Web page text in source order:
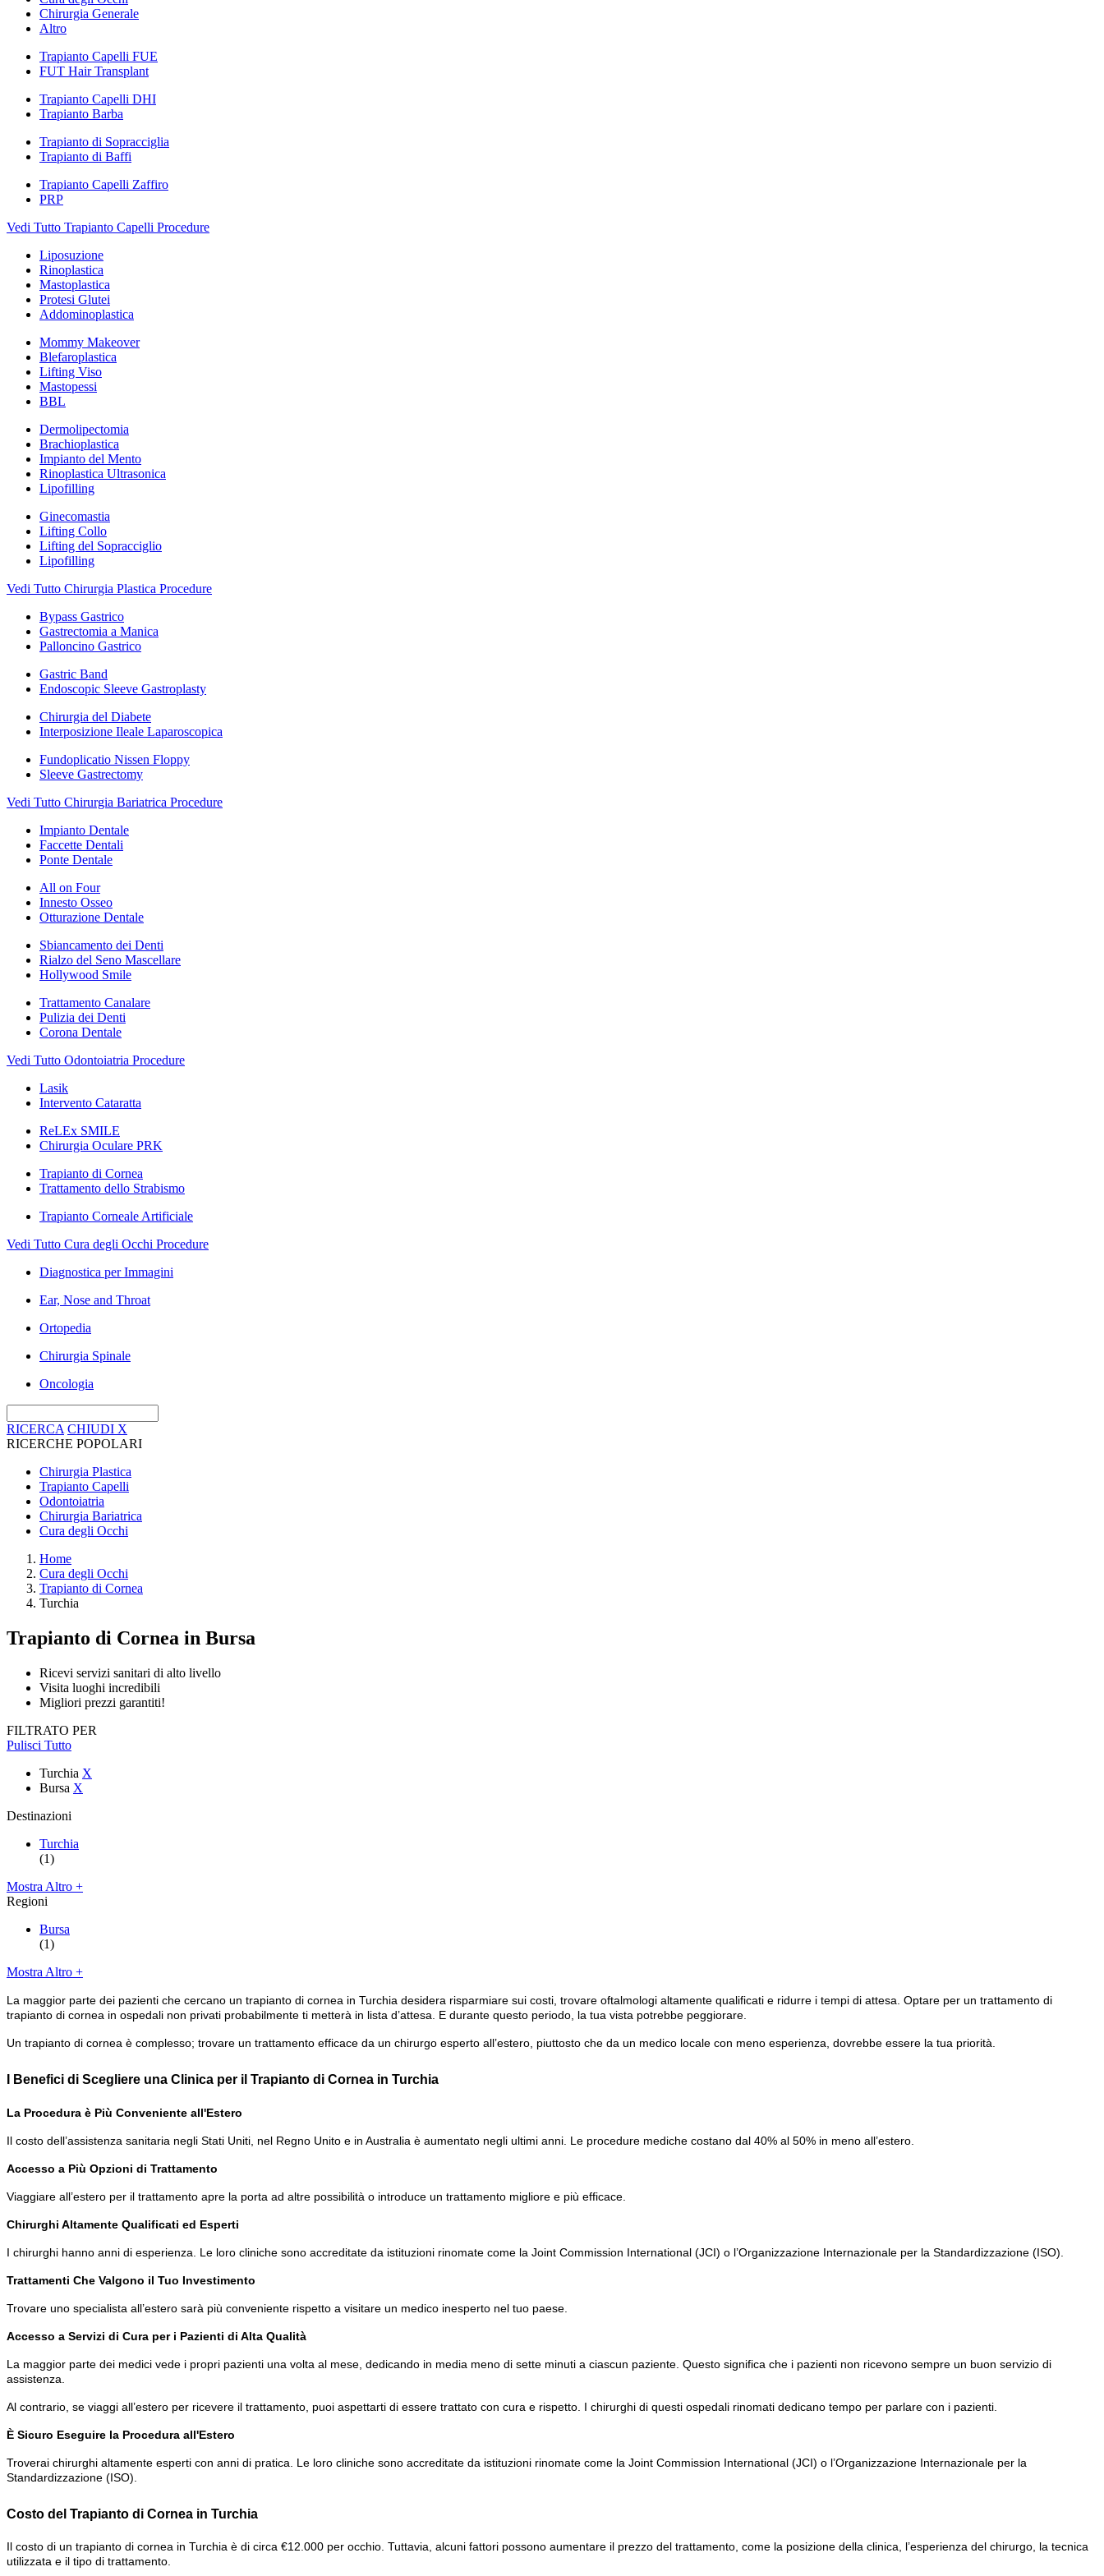
Chirurgia Generale
Altro
Trapianto Capelli FUE
FUT Hair Transplant
Trapianto Capelli DHI
Trapianto Barba
Trapianto di Sopracciglia
Trapianto di Baffi
Trapianto Capelli Zaffiro
PRP
Vedi Tutto Trapianto Capelli Procedure
Liposuzione
Rinoplastica
Mastoplastica
Protesi Glutei
Addominoplastica
Mommy Makeover
Blefaroplastica
Lifting Viso
Mastopessi
BBL
Dermolipectomia
Brachioplastica
Impianto del Mento
Rinoplastica Ultrasonica
Lipofilling
Ginecomastia
Lifting Collo
Lifting del Sopracciglio
Lipofilling
Vedi Tutto Chirurgia Plastica Procedure
Bypass Gastrico
Gastrectomia a Manica
Palloncino Gastrico
Gastric Band
Endoscopic Sleeve Gastroplasty
Chirurgia del Diabete
Interposizione Ileale Laparoscopica
Fundoplicatio Nissen Floppy
Sleeve Gastrectomy
Vedi Tutto Chirurgia Bariatrica Procedure
Impianto Dentale
Faccette Dentali
Ponte Dentale
All on Four
Innesto Osseo
Otturazione Dentale
Sbiancamento dei Denti
Rialzo del Seno Mascellare
Hollywood Smile
Trattamento Canalare
Pulizia dei Denti
Corona Dentale
Vedi Tutto Odontoiatria Procedure
Lasik
Intervento Cataratta
ReLEx SMILE
Chirurgia Oculare PRK
Trapianto di Cornea
Trattamento dello Strabismo
Trapianto Corneale Artificiale
Vedi Tutto Cura degli Occhi Procedure
Diagnostica per Immagini
Ear, Nose and Throat
Ortopedia
Chirurgia Spinale
Oncologia
RICERCA CHIUDI X
RICERCHE POPOLARI
Chirurgia Plastica
Trapianto Capelli
Odontoiatria
Chirurgia Bariatrica
Cura degli Occhi
Home
Cura degli Occhi
Trapianto di Cornea
Turchia
Trapianto di Cornea in Bursa
Ricevi servizi sanitari di alto livello
Visita luoghi incredibili
Migliori prezzi garantiti!
FILTRATO PER
Pulisci Tutto
Turchia X
Bursa X
Destinazioni
Turchia
(1)
Mostra Altro +
Regioni
Bursa
(1)
Mostra Altro +
La maggior parte dei pazienti che cercano un trapianto di cornea in Turchia desidera risparmiare sui costi, trovare oftalmologi altamente qualificati e ridurre i tempi di attesa. Optare per un trattamento di
trapianto di cornea in ospedali non privati probabilmente ti metterà in lista d’attesa. E durante questo periodo, la tua vista potrebbe peggiorare.
Un trapianto di cornea è complesso; trovare un trattamento efficace da un chirurgo esperto all’estero, piuttosto che da un medico locale con meno esperienza, dovrebbe essere la tua priorità.
I Benefici di Scegliere una Clinica per il Trapianto di Cornea in Turchia
La Procedura è Più Conveniente all'Estero
Il costo dell’assistenza sanitaria negli Stati Uniti, nel Regno Unito e in Australia è aumentato negli ultimi anni. Le procedure mediche costano dal 40% al 50% in meno all’estero.
Accesso a Più Opzioni di Trattamento
Viaggiare all’estero per il trattamento apre la porta ad altre possibilità o introduce un trattamento migliore e più efficace.
Chirurghi Altamente Qualificati ed Esperti
I chirurghi hanno anni di esperienza. Le loro cliniche sono accreditate da istituzioni rinomate come la Joint Commission International (JCI) o l’Organizzazione Internazionale per la Standardizzazione (ISO).
Trattamenti Che Valgono il Tuo Investimento
Trovare uno specialista all’estero sarà più conveniente rispetto a visitare un medico inesperto nel tuo paese.
Accesso a Servizi di Cura per i Pazienti di Alta Qualità
La maggior parte dei medici vede i propri pazienti una volta al mese, dedicando in media meno di sette minuti a ciascun paziente. Questo significa che i pazienti non ricevono sempre un buon servizio di
assistenza.
Al contrario, se viaggi all’estero per ricevere il trattamento, puoi aspettarti di essere trattato con cura e rispetto. I chirurghi di questi ospedali rinomati dedicano tempo per parlare con i pazienti.
È Sicuro Eseguire la Procedura all'Estero
Troverai chirurghi altamente esperti con anni di pratica. Le loro cliniche sono accreditate da istituzioni rinomate come la Joint Commission International (JCI) o l’Organizzazione Internazionale per la
Standardizzazione (ISO).
Costo del Trapianto di Cornea in Turchia
Il costo di un trapianto di cornea in Turchia è di circa €12.000 per occhio. Tuttavia, alcuni fattori possono aumentare il prezzo del trattamento, come la posizione della clinica, l’esperienza del chirurgo, la tecnica
utilizzata e il tipo di trattamento.